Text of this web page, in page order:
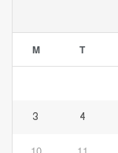
M T
3 4
10 11